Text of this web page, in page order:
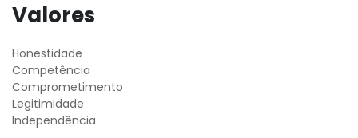
Valores
Honestidade
Competência
Comprometimento
Legitimidade
Independência